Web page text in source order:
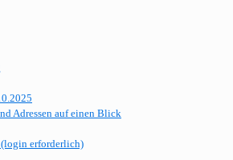
Adressen auf einen Blick
erforderlich)